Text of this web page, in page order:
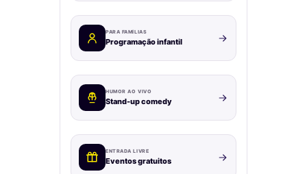
PARA FAMÍLIAS
Programação infantil
HUMOR AO VIVO
Stand-up comedy
ENTRADA LIVRE
Eventos gratuitos